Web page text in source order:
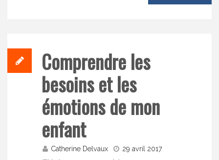
Comprendre les
besoins et les
émotions de mon
enfant
Catherine Delvaux
29 avril 2017